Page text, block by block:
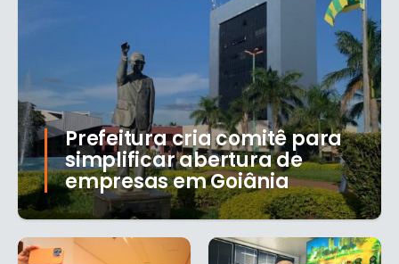
Prefeitura cria comitê para
simplificar abertura de
empresas em Goiânia